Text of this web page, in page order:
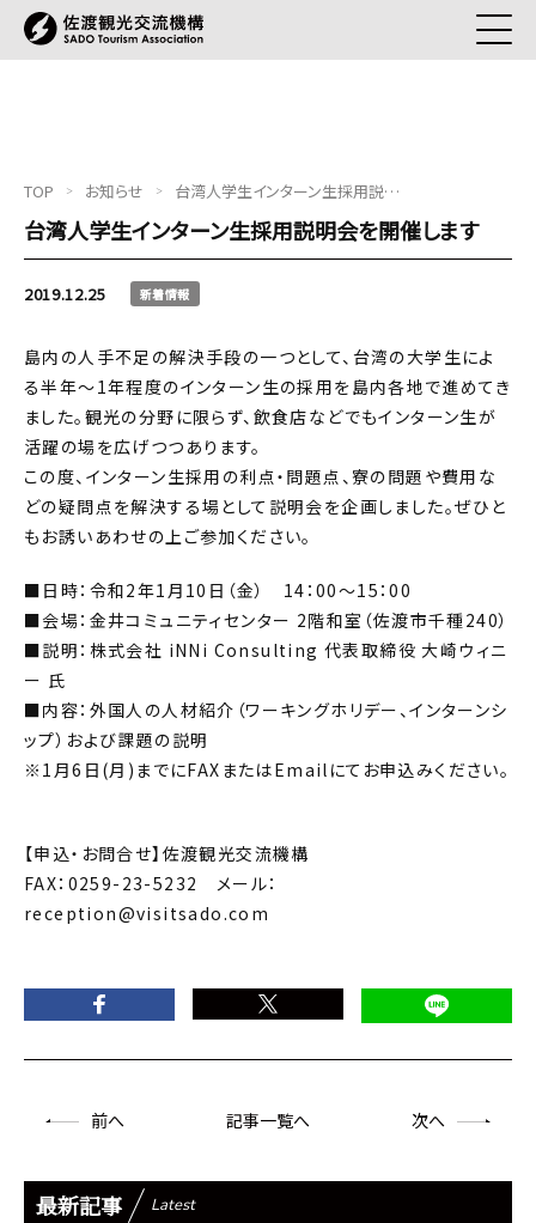
TOP お知らせ 台湾人学生インターン生採用説明会を開催します
台湾人学生インターン生採用説明会を開催します
2019.12.25 新着情報
島内の人手不足の解決手段の一つとして、台湾の大学生によ
る半年～1年程度のインターン生の採用を島内各地で進めてき
ました。観光の分野に限らず、飲食店などでもインターン生が
活躍の場を広げつつあります。
この度、インターン生採用の利点・問題点、寮の問題や費用な
どの疑問点を解決する場として説明会を企画しました。ぜひと
もお誘いあわせの上ご参加ください。
■日時：令和2年1月10日（金） 14：00～15：00
■会場：金井コミュニティセンター 2階和室（佐渡市千種240）
■説明：株式会社 iNNi Consulting 代表取締役 大崎ウィニ
ー 氏
■内容：外国人の人材紹介（ワーキングホリデー、インターンシ
ップ）および課題の説明
※1月6日(月)までにFAXまたはEmailにてお申込みください。
【申込・お問合せ】佐渡観光交流機構
FAX：0259-23-5232 メール：
reception@visitsado.com
前へ 記事一覧へ 次へ
最新記事 Latest